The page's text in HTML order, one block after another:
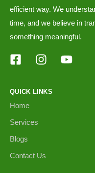
efficient way. We
time, and we believe in
something meaningful.
QUICK LINKS
Home
Services
Blogs
Contact Us